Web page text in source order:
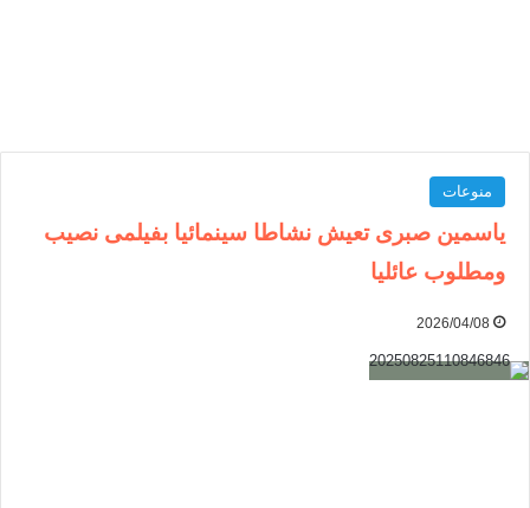
منوعات
ياسمين صبرى تعيش نشاطا سينمائيا بفيلمى نصيب
ومطلوب عائليا
2026/04/08